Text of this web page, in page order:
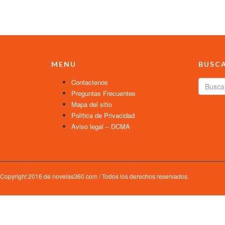
MENU
Contactenos
Preguntas Frecuentes
Mapa del sitio
Politica de Privacidad
Aviso legal – DCMA
Copyright 2016 de novelas360.com / Todos los derechos reservados.